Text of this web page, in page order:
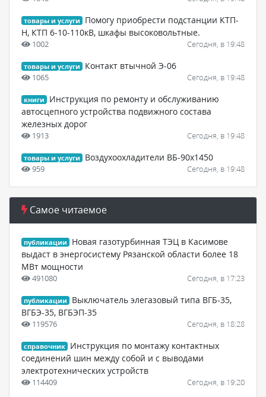
товары и услуги
Помогу приобрести подстанции КТП-
Н, КТП 6-10-110кВ, шкафы высоковольтные.
1002 Сегодня, в 19:48
товары и услуги Контакт втычной Э-06
1065 Сегодня, в 19:48
книги
Инструкция по ремонту и обслуживанию
автосцепного устройства подвижного состава
железных дорог
1913 Сегодня, в 19:48
товары и услуги Воздухоохладители ВБ-90х1450
959 Сегодня, в 19:48
Самое читаемое
публикации
Новая газотурбинная ТЭЦ в Касимове
выдаст в энергосистему Рязанской области более 18
МВт мощности
491080 Сегодня, в 17:23
публикации
Выключатель элегазовый типа ВГБ-35,
ВГБЭ-35, ВГБЭП-35
119576 Сегодня, в 18:28
справочник
Инструкция по монтажу контактных
соединений шин между собой и с выводами
электротехнических устройств
114409 Сегодня, в 19:20